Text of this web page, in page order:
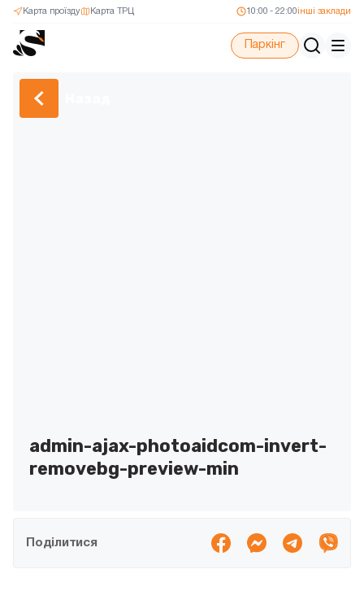
Карта ТРЦ
Карта проїзду 10:00 - 22:00 інші заклади
Паркінг
admin-ajax-photoaidcom-invert-
removebg-preview-min
Поділитися